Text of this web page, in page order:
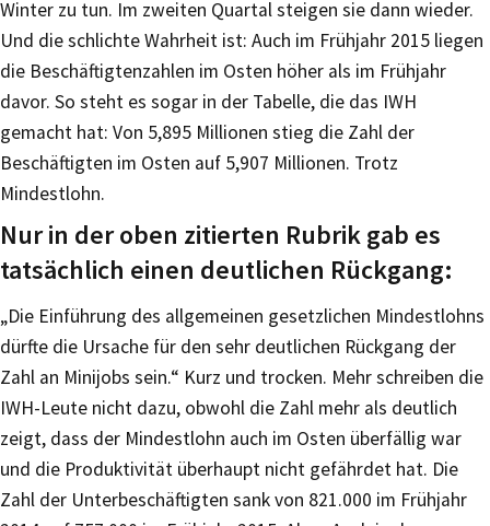
Winter zu tun. Im zweiten Quartal steigen sie dann wieder.
Und die schlichte Wahrheit ist: Auch im Frühjahr 2015 liegen
die Beschäftigtenzahlen im Osten höher als im Frühjahr
davor. So steht es sogar in der Tabelle, die das IWH
gemacht hat: Von 5,895 Millionen stieg die Zahl der
Beschäftigten im Osten auf 5,907 Millionen. Trotz
Mindestlohn.
Nur in der oben zitierten Rubrik gab es
tatsächlich einen deutlichen Rückgang:
„Die Einführung des allgemeinen gesetzlichen Mindestlohns
dürfte die Ursache für den sehr deutlichen Rückgang der
Zahl an Minijobs sein.“ Kurz und trocken. Mehr schreiben die
IWH-Leute nicht dazu, obwohl die Zahl mehr als deutlich
zeigt, dass der Mindestlohn auch im Osten überfällig war
und die Produktivität überhaupt nicht gefährdet hat. Die
Zahl der Unterbeschäftigten sank von 821.000 im Frühjahr